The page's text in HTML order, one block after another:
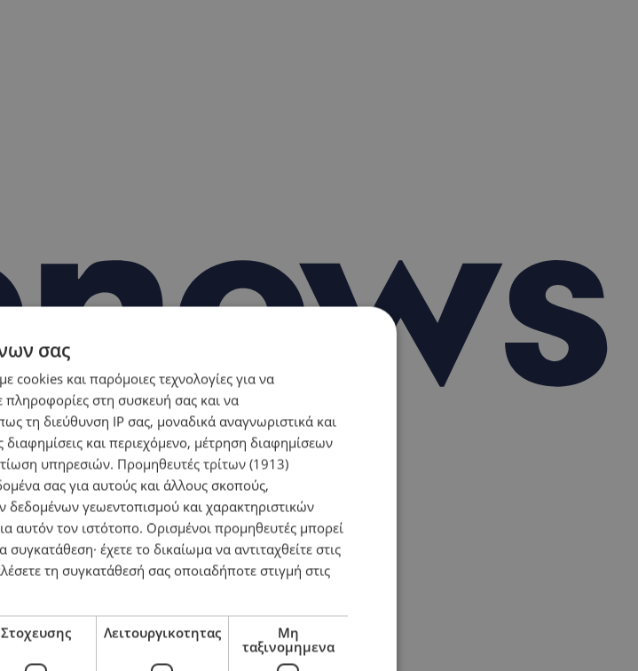
την Έλενα, τη Σταυρούλα
σας
cookies και παρόμοιες τεχνολογίες για να
στη συσκευή σας και να
τη διεύθυνση IP σας, μοναδικά αναγνωριστικά και
και περιεχόμενο, μέτρηση διαφημίσεων
υπηρεσιών. Προμηθευτές τρίτων (1913)
σας για αυτούς και άλλους σκοπούς,
γεωεντοπισμού και χαρακτηριστικών
αυτόν τον ιστότοπο. Ορισμένοι προμηθευτές μπορεί
έχετε το δικαίωμα να αντιταχθείτε στις
τη συγκατάθεσή σας οποιαδήποτε στιγμή στις
Στοχευσης Λειτουργικοτητας
Μη
ταξινομημενα